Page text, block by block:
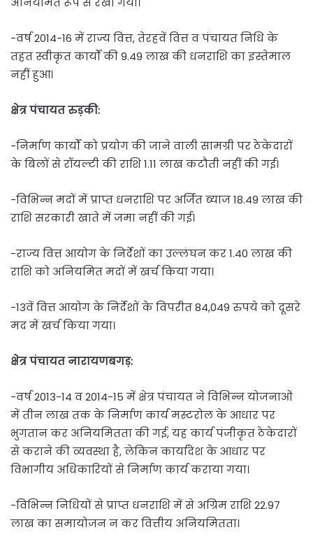
-वर्ष 2014-16 में राज्य वित्त, तेरहवें वित्त व पंचायत निधि के
तहत स्वीकृत कार्यों की 9.49 लाख की धनराशि का इस्तेमाल
नहीं हुआ।
क्षेत्र पंचायत रुड़की:
-निर्माण कार्यों को प्रयोग की जाने वाली सामग्री पर ठेकेदारों
के बिलों से रॉयल्टी की राशि 1.11 लाख कटौती नहीं की गई।
-विभिन्न मदों में प्राप्त धनराशि पर अर्जित ब्याज 18.49 लाख की
राशि सरकारी खाते में जमा नहीं की गई।
-राज्य वित्त आयोग के निर्देशों का उल्लंघन कर 1.40 लाख की
राशि को अनियमित मदों में खर्च किया गया।
-13वें वित्त आयोग के निर्देशों के विपरीत 84,049 रुपये को दूसरे
मद में खर्च किया गया।
क्षेत्र पंचायत नारायणबगड़:
-वर्ष 2013-14 व 2014-15 में क्षेत्र पंचायत ने विभिन्न योजनाओं
में तीन लाख तक के निर्माण कार्य मस्टरोल के आधार पर
भुगतान कर अनियमितता की गई, यह कार्य पंजीकृत ठेकेदारों
से कराने की व्यवस्था है, लेकिन कार्यादेश के आधार पर
विभागीय अधिकारियों से निर्माण कार्य कराया गया।
-विभिन्न निधियों से प्राप्त धनराशि में से अग्रिम राशि 22.97
लाख का समायोजन न कर वित्तीय अनियमितता।